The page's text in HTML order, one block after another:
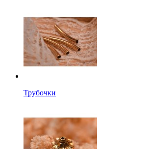
Трубочки